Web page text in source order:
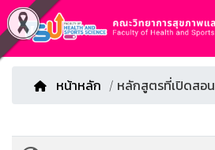
หน้าหลัก / หลักสูตรที่เปิดสอน